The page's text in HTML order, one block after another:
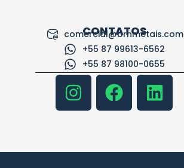
CONTATOS
comercial@brnmetais.com
+55 87 99613-6562
+55 87 98100-0655